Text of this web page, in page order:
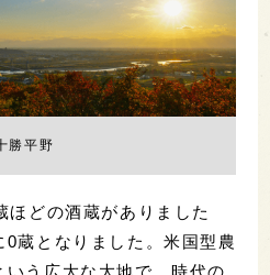
勝平野
ほどの酒蔵がありました
蔵となりました。米国型農
う広大な大地で、時代の